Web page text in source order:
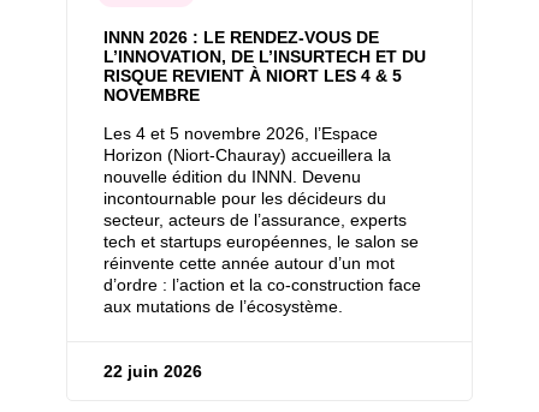
INNN 2026 : LE RENDEZ-VOUS DE
L’INNOVATION, DE L’INSURTECH ET DU
RISQUE REVIENT À NIORT LES 4 & 5
NOVEMBRE
Les 4 et 5 novembre 2026, l’Espace
Horizon (Niort-Chauray) accueillera la
nouvelle édition du INNN. Devenu
incontournable pour les décideurs du
secteur, acteurs de l’assurance, experts
tech et startups européennes, le salon se
réinvente cette année autour d’un mot
d’ordre : l’action et la co-construction face
aux mutations de l’écosystème.
22 juin 2026